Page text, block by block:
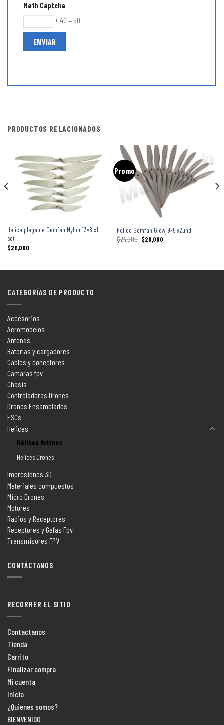
Math Captcha
+ 40 = 50
PRODUCTOS RELACIONADOS
Helice plegable Gemfan Nylon 13×8 x1
set
$28,000
Promo
Helice Gemfan Glow 9×5 x2und
$24,000 $20,000
CATEGORÍAS DE PRODUCTO
Accesorios
Aeromodelos
Antenas
Baterías y cargadores
Cables y conectores
Camaras fpv
Chasis
Controladoras Drones
Drones Ensamblados
ESCs
Helices
Hélices Aviones
Helices Drones
Impresiones 3D
Materiales compuestos
Micro Drones
Motores
Radios y Receptores
Receptores y Gafas Fpv
Transmisores FPV
CONTÁCTANOS
RECORRER EL SITIO
Contactanos
Tienda
Carrito
Finalizar compra
Mi cuenta
Inicio
¿Quienes somos?
BIENVENIDO